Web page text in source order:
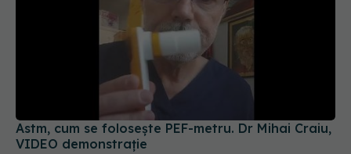
Astm, cum se folosește PEF-metru. Dr Mihai Craiu,
VIDEO demonstrație